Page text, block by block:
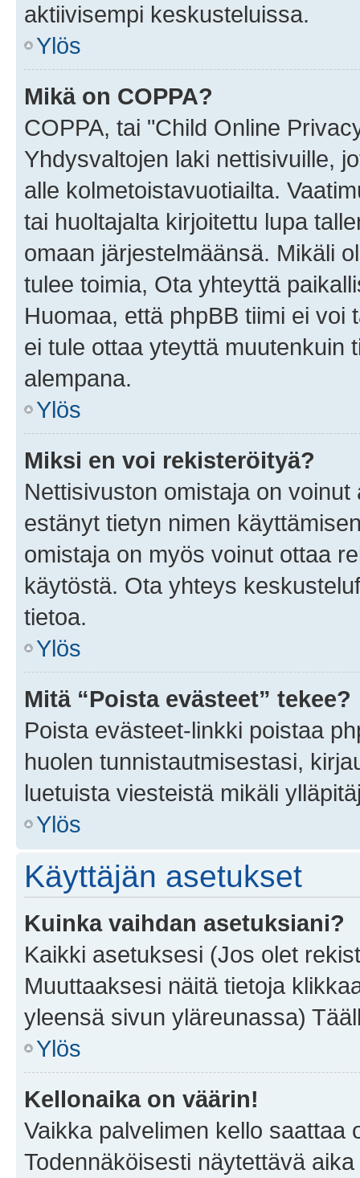
aktiivisempi keskusteluissa.
Ylös
Mikä on COPPA?
COPPA, tai "Child Online
Yhdysvaltojen laki nettisivuille,
alle kolmetoistavuotiailta.
tai huoltajalta kirjoitettu lupa
omaan järjestelmäänsä. Mikäli
tulee toimia, Ota yhteyttä
Huomaa, että phpBB tiimi ei
ei tule ottaa yteyttä muutenkuin
alempana.
Ylös
Miksi en voi rekisteröityä?
Nettisivuston omistaja on
estänyt tietyn nimen
omistaja on myös voinut ottaa
käytöstä. Ota yhteys
tietoa.
Ylös
Mitä “Poista evästeet” tekee?
Poista evästeet-linkki poistaa
huolen tunnistautmisestasi,
luetuista viesteistä mikäli
Ylös
Käyttäjän asetukset
Kuinka vaihdan asetuksiani?
Kaikki asetuksesi (Jos olet
Muuttaaksesi näitä tietoja
yleensä sivun yläreunassa)
Ylös
Kellonaika on väärin!
Vaikka palvelimen kello saattaa
Todennäköisesti näytettävä